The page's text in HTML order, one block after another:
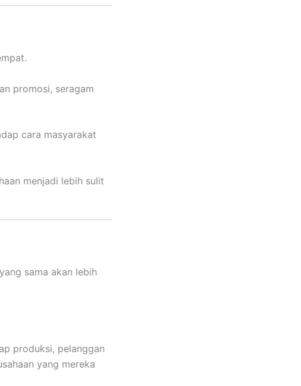
promosi, seragam
cara masyarakat
menjadi lebih sulit
sama akan lebih
produksi, pelanggan
yang mereka